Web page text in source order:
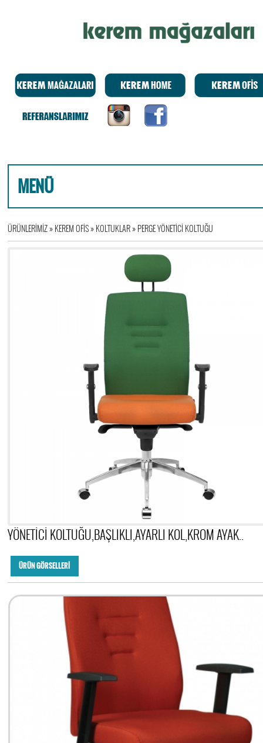
MENÜ
ÜRÜNLERİMİZ»KEREM OFİS»KOLTUKLAR»PERGE YÖNETİCİ KOLTUĞU
YÖNETİCİ KOLTUĞU,BAŞLIKLI,AYARLI KOL,KROM AYAK..
ÜRÜN GÖRSELLERİ